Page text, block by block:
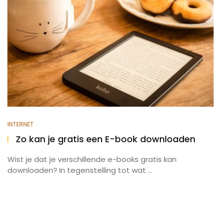
INTERNET
Zo kan je gratis een E-book downloaden
Wist je dat je verschillende e-books gratis kan
downloaden? In tegenstelling tot wat ...